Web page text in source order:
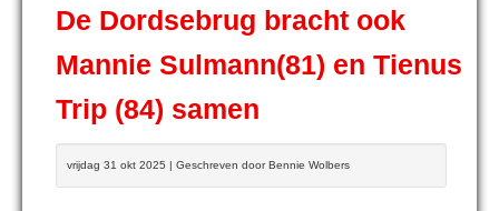
De Dordsebrug bracht ook
Mannie Sulmann(81) en Tienus
Trip (84) samen
vrijdag 31 okt 2025 | Geschreven door Bennie Wolbers